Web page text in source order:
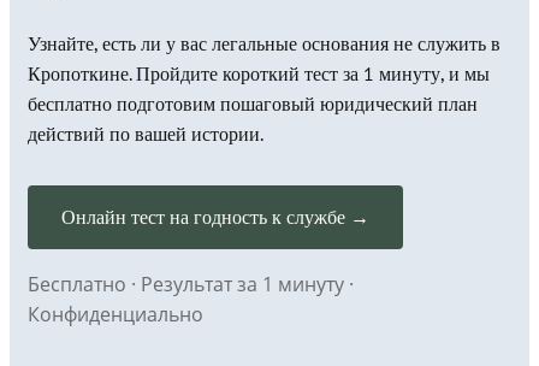
Узнайте, есть ли у вас легальные основания не служить в
Кропоткине. Пройдите короткий тест за 1 минуту, и мы
бесплатно подготовим пошаговый юридический план
действий по вашей истории.
Онлайн тест на годность к службе →
Бесплатно · Результат за 1 минуту ·
Конфиденциально